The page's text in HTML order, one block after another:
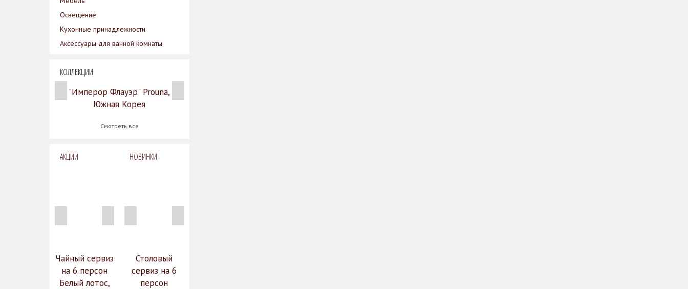
Освещение
Кухонные принадлежности
Аксессуары для ванной комнаты
КОЛЛЕКЦИИ
"Имперор Флауэр" Prouna,
Южная Корея
Смотреть все
АКЦИИ
Чайный сервиз
на 6 персон
Белый лотос,
НОВИНКИ
Столовый
сервиз на 6
персон